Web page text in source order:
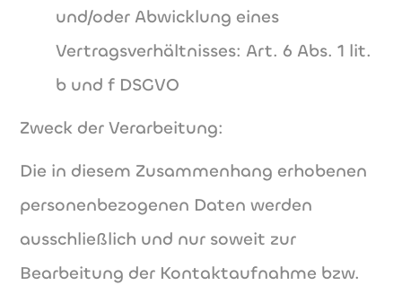
und/oder Abwicklung eines
Vertragsverhältnisses: Art. 6 Abs. 1 lit.
b und f DSGVO
Zweck der Verarbeitung:
Die in diesem Zusammenhang erhobenen
personenbezogenen Daten werden
ausschließlich und nur soweit zur
Bearbeitung der Kontaktaufnahme bzw.